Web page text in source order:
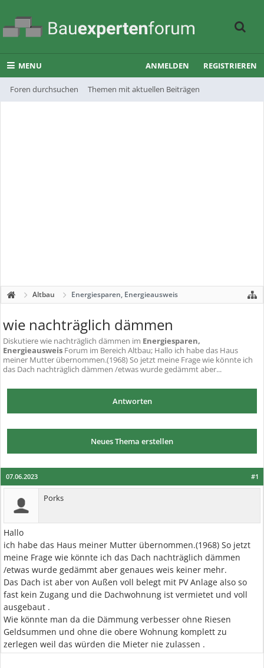
MENU
Foren durchsuchen Themen mit aktuellen Beiträgen
ANMELDEN REGISTRIEREN
Altbau Energiesparen, Energieausweis
wie nachträglich dämmen
Diskutierewie nachträglich dämmen im Energiesparen,
Energieausweis Forum im Bereich Altbau; Hallo ich habe das Haus
meiner Mutter übernommen.(1968) So jetzt meine Frage wie könnte ich
das Dach nachträglich dämmen /etwas wurde gedämmt aber...
Antworten
Neues Thema erstellen
#1
07.06.2023
Porks
Hallo
ich habe das Haus meiner Mutter übernommen.(1968) So jetzt
meine Frage wie könnte ich das Dach nachträglich dämmen
/etwas wurde gedämmt aber genaues weis keiner mehr.
Das Dach ist aber von Außen voll belegt mit PV Anlage also so
fast kein Zugang und die Dachwohnung ist vermietet und voll
ausgebaut .
Wie könnte man da die Dämmung verbesser ohne Riesen
Geldsummen und ohne die obere Wohnung komplett zu
zerlegen weil das würden die Mieter nie zulassen .